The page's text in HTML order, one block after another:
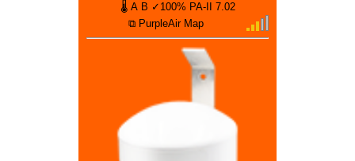
🌡 A B ✓100% PA-II
7.02
⧉ PurpleAir Map